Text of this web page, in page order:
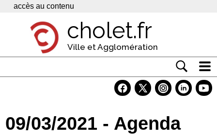
Panneau de gestion des cookies
accès au contenu
cholet.fr
Ville et Agglomération
Economie
09/03/2021 - Agenda